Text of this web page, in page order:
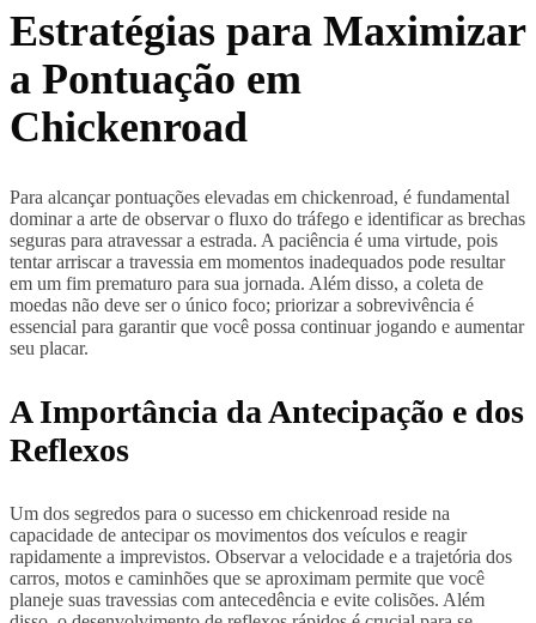
Estratégias para Maximizar
a Pontuação em
Chickenroad
Para alcançar pontuações elevadas em chickenroad, é fundamental
dominar a arte de observar o fluxo do tráfego e identificar as brechas
seguras para atravessar a estrada. A paciência é uma virtude, pois
tentar arriscar a travessia em momentos inadequados pode resultar
em um fim prematuro para sua jornada. Além disso, a coleta de
moedas não deve ser o único foco; priorizar a sobrevivência é
essencial para garantir que você possa continuar jogando e aumentar
seu placar.
A Importância da Antecipação e dos
Reflexos
Um dos segredos para o sucesso em chickenroad reside na
capacidade de antecipar os movimentos dos veículos e reagir
rapidamente a imprevistos. Observar a velocidade e a trajetória dos
carros, motos e caminhões que se aproximam permite que você
planeje suas travessias com antecedência e evite colisões. Além